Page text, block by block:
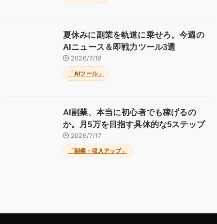
夏休みに副業を軌道に乗せろ。今週の
AIニュース＆即戦力ツール3選
2026/7/18
「AIツール」
AI副業、本当に初心者でも稼げるの
か。月5万を目指す具体的な5ステップ
2026/7/17
「副業・収入アップ」